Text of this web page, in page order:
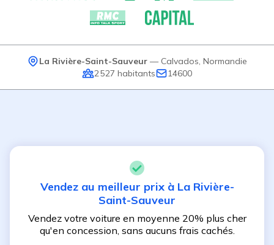
La Rivière-Saint-Sauveur — Calvados Normandie
2 527 habitants 14600
Vendez au meilleur prix à La Rivière-
Saint-Sauveur
Vendez votre voiture en moyenne 20% plus cher
qu'en concession, sans aucuns frais cachés.